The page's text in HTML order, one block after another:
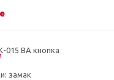
015 BA кнопка
замак